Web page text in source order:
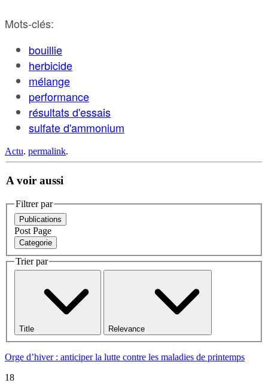
Mots-clés:
bouillie
herbicide
mélange
performance
résultats d'essais
sulfate d'ammonium
Actu. permalink.
A voir aussi
Filtrer par
Publications
Post Page
Categorie
Trier par
Title Relevance
Orge d’hiver : anticiper la lutte contre les maladies de printemps
18